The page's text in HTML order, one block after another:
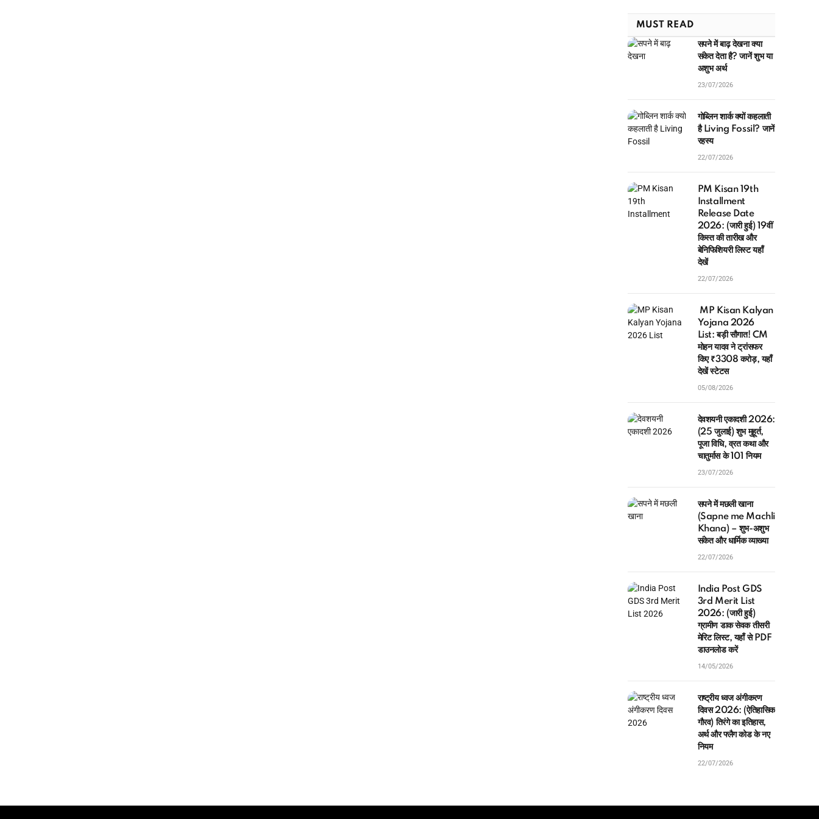
MUST READ
सपने में बाढ़ देखना क्या
संकेत देता है? जानें शुभ या
अशुभ अर्थ
23/07/2026
गोब्लिन शार्क क्यों कहलाती
है Living Fossil? जानें
रहस्य
22/07/2026
PM Kisan 19th
Installment
Release Date
2026: (जारी हुई) 19वीं
किस्त की तारीख और
बेनिफिशियरी लिस्ट यहाँ
देखें
22/07/2026
MP Kisan Kalyan
Yojana 2026
List: बड़ी सौगात! CM
मोहन यादव ने ट्रांसफर
किए ₹3308 करोड़, यहाँ
देखें स्टेटस
05/08/2026
देवशयनी एकादशी 2026:
(25 जुलाई) शुभ मुहूर्त,
पूजा विधि, व्रत कथा और
चातुर्मास के 101 नियम
23/07/2026
सपने में मछली खाना
(Sapne me Machli
Khana) – शुभ-अशुभ
संकेत और धार्मिक व्याख्या
22/07/2026
India Post GDS
3rd Merit List
2026: (जारी हुई)
ग्रामीण डाक सेवक तीसरी
मेरिट लिस्ट, यहाँ से PDF
डाउनलोड करें
14/05/2026
राष्ट्रीय ध्वज अंगीकरण
दिवस 2026: (ऐतिहासिक
गौरव) तिरंगे का इतिहास,
अर्थ और फ्लैग कोड के नए
नियम
22/07/2026